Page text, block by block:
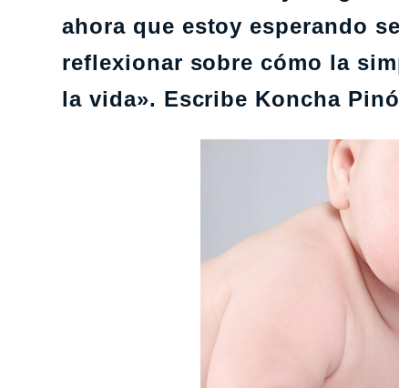
ahora que estoy esperando
reflexionar sobre cómo la
la vida». Escribe Koncha